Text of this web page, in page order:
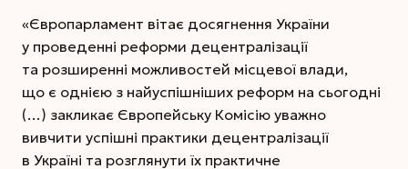
«Європарламент вітає досягнення України
у проведенні реформи децентралізації
та розширенні можливостей місцевої влади,
що є однією з найуспішніших реформ на сьогодні
(…) закликає Європейську Комісію уважно
вивчити успішні практики децентралізації
в Україні та розглянути їх практичне